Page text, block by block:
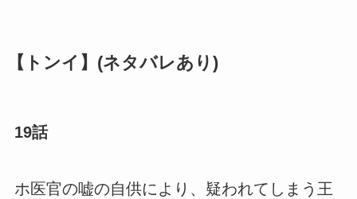
【トンイ】(ネタバレあり)
19話
ホ医官の嘘の自供により、疑われてしまう王